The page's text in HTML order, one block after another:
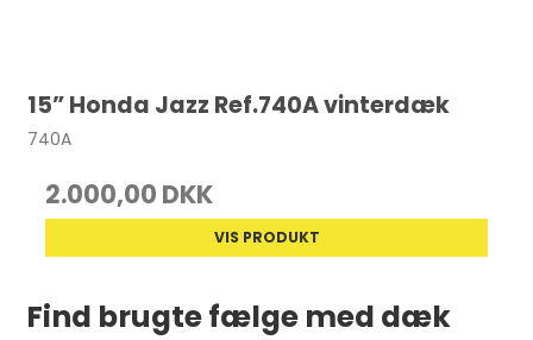
15” Honda Jazz Ref.740A vinterdæk
740A
2.000,00 DKK
VIS PRODUKT
Find brugte fælge med dæk